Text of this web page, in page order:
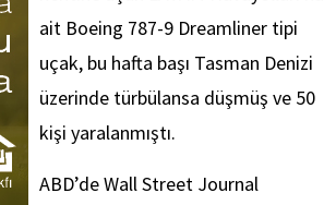
ait Boeing 787-9 Dreamliner tipi
uçak, bu hafta başı Tasman Denizi
üzerinde türbülansa düşmüş ve 50
kişi yaralanmıştı.
ABD’de Wall Street Journal